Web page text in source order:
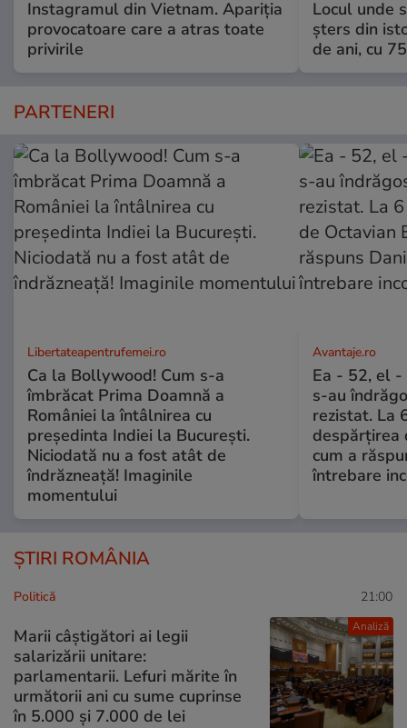
Instagramul din Vietnam. Apariția
provocatoare care a atras toate
privirile
Locul unde
șters din
de ani, cu
PARTENERI
Libertateapentrufemei.ro
Ca la Bollywood! Cum s-a
îmbrăcat Prima Doamnă a
României la întâlnirea cu
președinta Indiei la București.
Niciodată nu a fost atât de
îndrăzneață! Imaginile
momentului
Avantaje.ro
Ea - 52, el -
s-au
rezistat. La
despărțirea
cum a
întrebare
ȘTIRI ROMÂNIA
Analiză
Politică 21:00
Marii câștigători ai legii
salarizării unitare:
parlamentarii. Lefuri mărite în
următorii ani cu sume cuprinse
în 5.000 și 7.000 de lei